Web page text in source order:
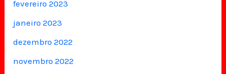
fevereiro 2023
janeiro 2023
dezembro 2022
novembro 2022